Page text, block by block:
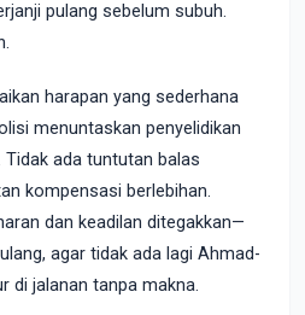
pulang sebelum subuh.
harapan yang sederhana
menuntaskan penyelidikan
ada tuntutan balas
kompensasi berlebihan.
dan keadilan ditegakkan—
agar tidak ada lagi Ahmad-
di jalanan tanpa makna.